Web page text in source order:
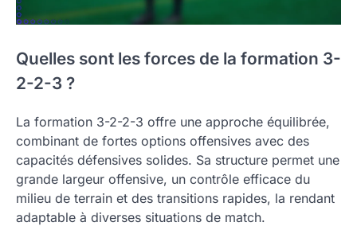
Quelles sont les forces de la formation 3-
2-2-3 ?
La formation 3-2-2-3 offre une approche équilibrée,
combinant de fortes options offensives avec des
capacités défensives solides. Sa structure permet une
grande largeur offensive, un contrôle efficace du
milieu de terrain et des transitions rapides, la rendant
adaptable à diverses situations de match.